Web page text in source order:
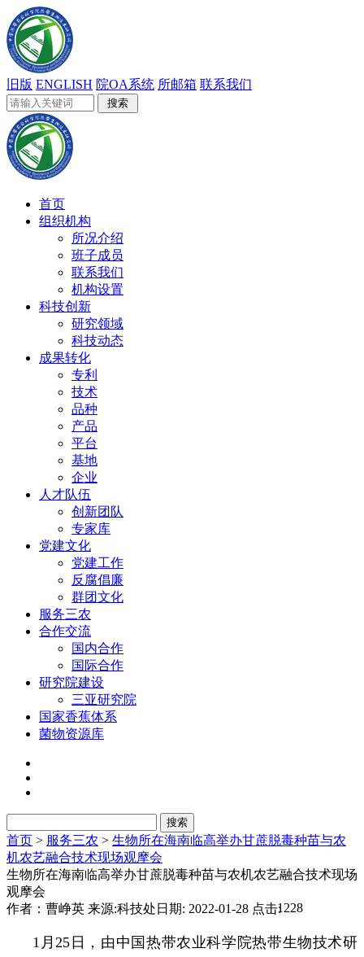
旧版 ENGLISH 院OA系统 所邮箱 联系我们
首页
组织机构
所况介绍
班子成员
联系我们
机构设置
科技创新
研究领域
科技动态
成果转化
专利
技术
品种
产品
平台
基地
企业
人才队伍
创新团队
专家库
党建文化
党建工作
反腐倡廉
群团文化
服务三农
合作交流
国内合作
国际合作
研究院建设
三亚研究院
国家香蕉体系
菌物资源库
首页 > 服务三农 > 生物所在海南临高举办甘蔗脱毒种苗与农
机农艺融合技术现场观摩会
生物所在海南临高举办甘蔗脱毒种苗与农机农艺融合技术现场
观摩会
作者：曹峥英 来源:科技处 日期: 2022-01-28 点击:1228
1月25日，由中国热带农业科学院热带生物技术研